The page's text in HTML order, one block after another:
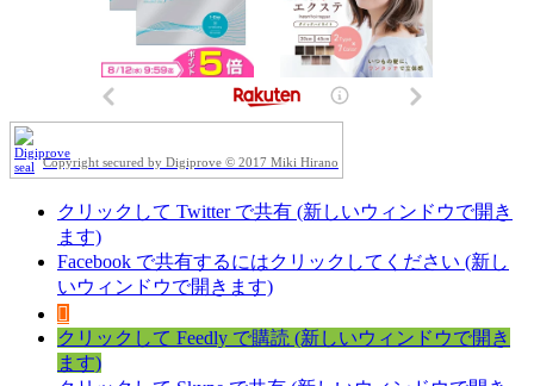
Copyright secured by Digiprove © 2017 Miki Hirano
クリックして Twitter で共有 (新しいウィンドウで開き
ます)
Facebook で共有するにはクリックしてください (新し
いウィンドウで開きます)
クリックして Feedly で購読 (新しいウィンドウで開き
ます)